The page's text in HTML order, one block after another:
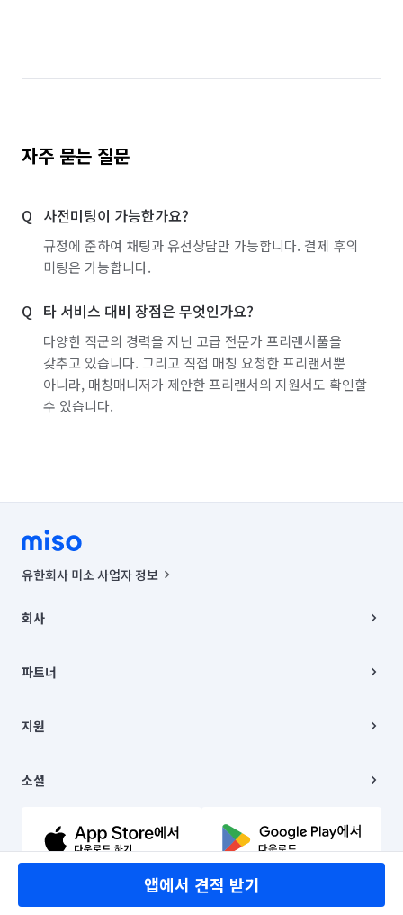
자주 묻는 질문
사전미팅이 가능한가요?
규정에 준하여 채팅과 유선상담만 가능합니다. 결제 후의
미팅은 가능합니다.
타 서비스 대비 장점은 무엇인가요?
다양한 직군의 경력을 지닌 고급 전문가 프리랜서풀을
갖추고 있습니다. 그리고 직접 매칭 요청한 프리랜서뿐
아니라, 매칭매니저가 제안한 프리랜서의 지원서도 확인할
수 있습니다.
앱에서 견적 받기
유한회사 미소 사업자 정보
00019 |
주소 | 본사: 서울특별시 종로구 율곡로 6(중학동, 트윈트리빌딩) B동 5층
컨택센터 : 서울특별시 종로구 수송동 율곡로 24, 7층, 8층 미소
상품, 상품정보, 거래에 관한 의무와 책임은 거래당사자에게 있습니다.
언론 보도 관련 문의:
© 유한회사 미소. Miso, Inc. All Rights Reserved.
회사
채용
파트너
이사
지원
이용약관
문의하기
소셜
유튜브